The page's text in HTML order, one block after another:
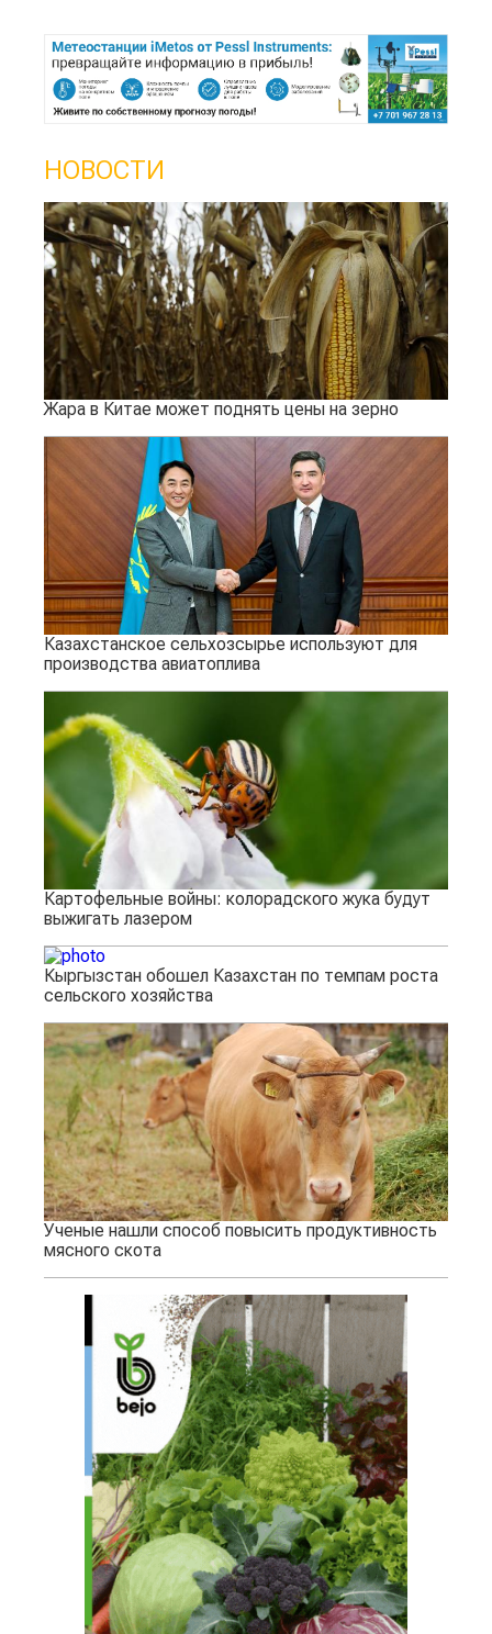
НОВОСТИ
Жара в Китае может поднять цены на зерно
Казахстанское сельхозсырье используют для
производства авиатоплива
Картофельные войны: колорадского жука будут
выжигать лазером
Кыргызстан обошел Казахстан по темпам роста
сельского хозяйства
Ученые нашли способ повысить продуктивность
мясного скота